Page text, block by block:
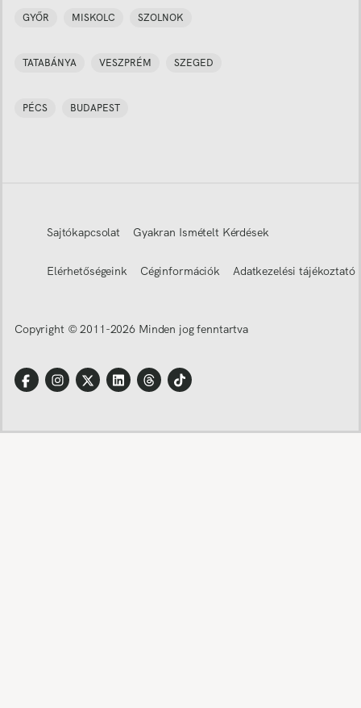
GYŐR MISKOLC SZOLNOK
TATABÁNYA VESZPRÉM SZEGED
PÉCS BUDAPEST
Sajtókapcsolat Gyakran Ismételt Kérdések
Elérhetőségeink Céginformációk Adatkezelési tájékoztató
Copyright © 2011-2026 Minden jog fenntartva